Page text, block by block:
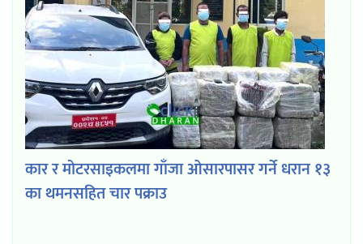
कार र मोटरसाइकलमा गाँजा ओसारपासर गर्ने धरान १३
का थमनसहित चार पक्राउ